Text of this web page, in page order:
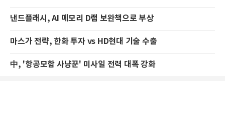
낸드플래시, AI 메모리 D램 보완책으로 부상
마스가 전략, 한화 투자 vs HD현대 기술 수출
中, '항공모함 사냥꾼' 미사일 전력 대폭 강화